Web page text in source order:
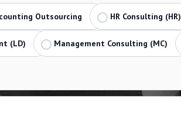
Outsourcing HR Consulting (HR)
(LD) Management Consulting (MC)